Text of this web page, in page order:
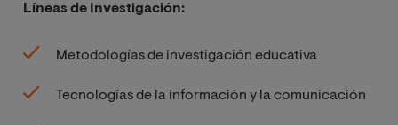
Líneas de Investigación:
Metodologías de investigación educativa
Tecnologías de la información y la comunicación